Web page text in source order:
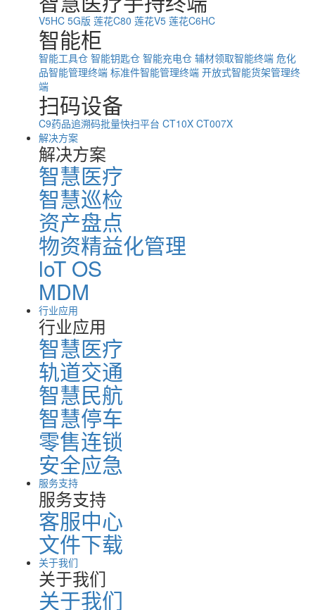
V5HC 5G版 莲花C80 莲花V5 莲花C6HC
智能柜
智能工具仓 智能钥匙仓 智能充电仓 辅材领取智能终端 危化
品智能管理终端 标准件智能管理终端 开放式智能货架管理终
端
扫码设备
C9药品追溯码批量快扫平台 CT10X CT007X
解决方案
解决方案
智慧医疗
智慧巡检
资产盘点
物资精益化管理
loT OS
MDM
行业应用
行业应用
智慧医疗
轨道交通
智慧民航
智慧停车
零售连锁
安全应急
服务支持
服务支持
客服中心
文件下载
关于我们
关于我们
关于我们